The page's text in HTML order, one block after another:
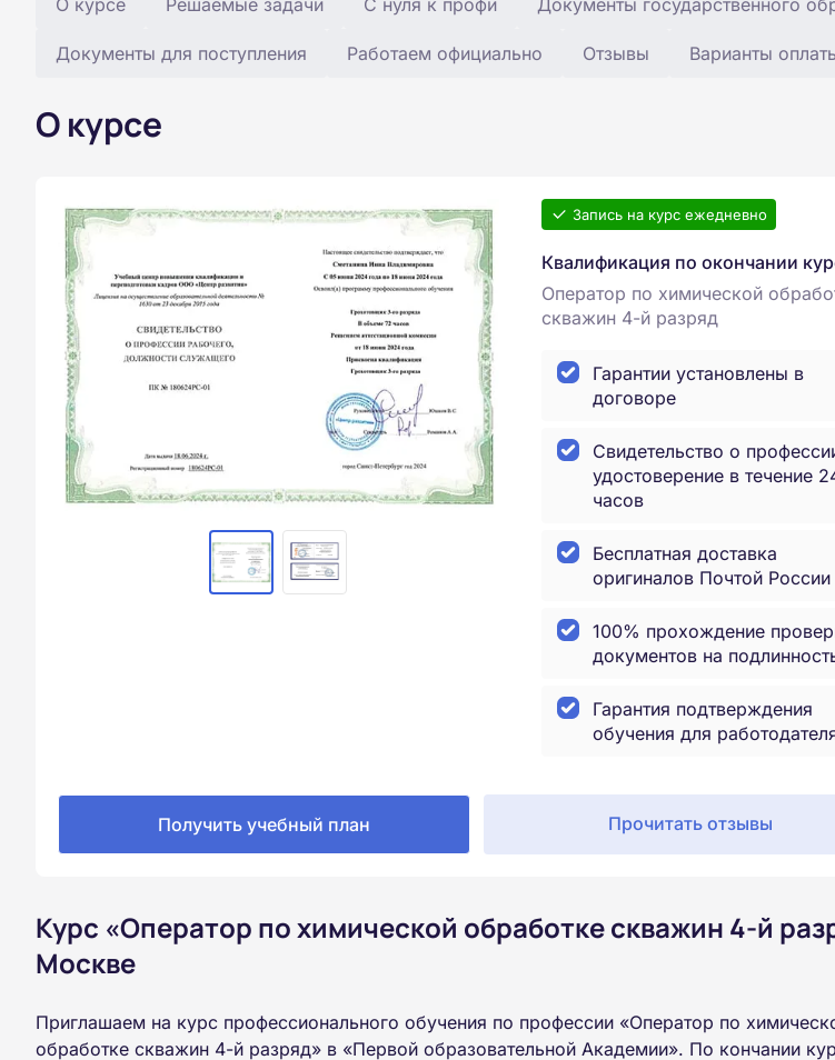
О курсе Решаемые задачи С нуля к профи Документы государственного
Документы для поступления Работаем официально Отзывы Варианты
О курсе
Запись на курс ежедневно
Квалификация по окончании
Оператор по химической
скважин 4-й разряд
Гарантии установлены в
договоре
Свидетельство о
удостоверение в течение
часов
Бесплатная доставка
оригиналов Почтой России
100% прохождение
документов на
Гарантия подтверждения
обучения для
Получить учебный план Прочитать отзывы
Курс «Оператор по химической обработке скважин 4-й
Москве
Приглашаем на курс профессионального обучения по профессии «Оператор по
обработке скважин 4-й разряд» в «Первой образовательной Академии». По кончании